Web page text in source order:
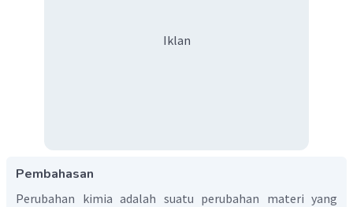
Iklan
Pembahasan
Perubahan kimia adalah suatu perubahan materi yang